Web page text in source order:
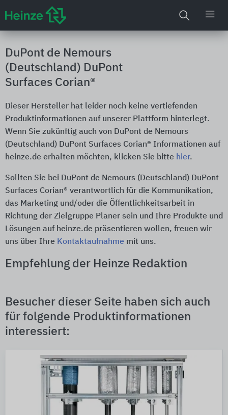
DuPont de Nemours
(Deutschland) DuPont
Surfaces Corian®
Dieser Hersteller hat leider noch keine vertiefenden
Produktinformationen auf unserer Plattform hinterlegt.
Wenn Sie zukünftig auch von DuPont de Nemours
(Deutschland) DuPont Surfaces Corian® Informationen auf
heinze.de erhalten möchten, klicken Sie bitte hier.
Sollten Sie bei DuPont de Nemours (Deutschland) DuPont
Surfaces Corian® verantwortlich für die Kommunikation,
das Marketing und/oder die Öffentlichkeitsarbeit in
Richtung der Zielgruppe Planer sein und Ihre Produkte und
Lösungen auf heinze.de präsentieren wollen, freuen wir
uns über Ihre Kontaktaufnahme mit uns.
Empfehlung der Heinze Redaktion
Besucher dieser Seite haben sich auch
für folgende Produktinformationen
interessiert: